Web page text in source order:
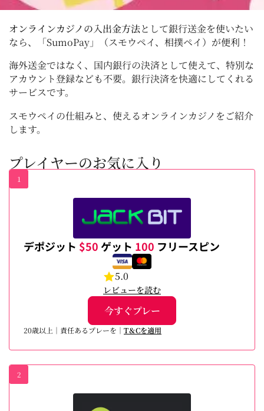
オンラインカジノの入出金方法として銀行送金を使いたい
なら、「SumoPay」（スモウペイ、相撲ペイ）が便利！
海外送金ではなく、国内銀行の決済として使えて、特別な
アカウント登録なども不要。銀行決済を快適にしてくれる
サービスです。
スモウペイの仕組みと、使えるオンラインカジノをご紹介
します。
プレイヤーのお気に入り
1
デポジット $50ゲット 100 フリースピン
5.0
レビューを読む
今すぐプレー
20歳以上｜責任あるプレーを｜ T＆Cを適用
2